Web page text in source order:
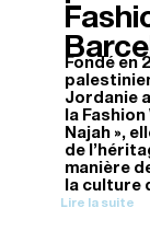
Fondé en
Jordanie
la
Najah »,
de
manière
la culture
Lire la suite